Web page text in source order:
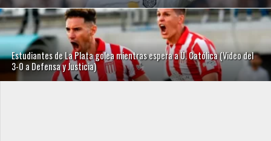
Estudiantes de La Plata golea mientras espera a U. Católica (Video del
3-0 a Defensa y Justicia)